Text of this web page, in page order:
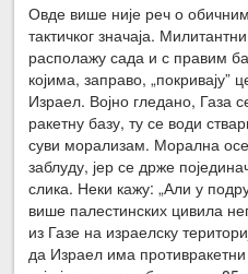
Овде више није реч о
тактичког значаја.
располажу сада и с правим
којима, заправо, „покривају”
Израел. Војно гледано, Газа
ракетну базу, ту се води
суви морализам. Морална
заблуду, јер се држе
слика. Неки кажу: „Али у
више палестинских цивила
из Газе на израелску
да Израел има